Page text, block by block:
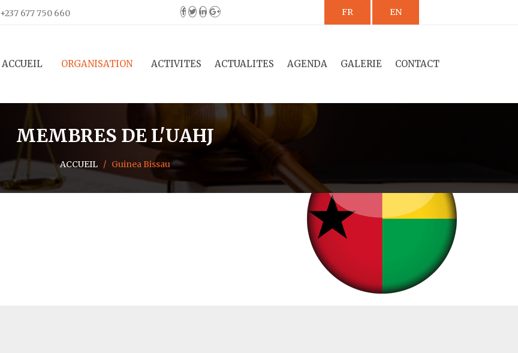
+237 677 750 660 FR EN
ACCUEIL ORGANISATION ACTIVITES ACTUALITES AGENDA GALERIE CONTACT
MEMBRES DE L'UAHJ
ACCUEIL / Guinea Bissau